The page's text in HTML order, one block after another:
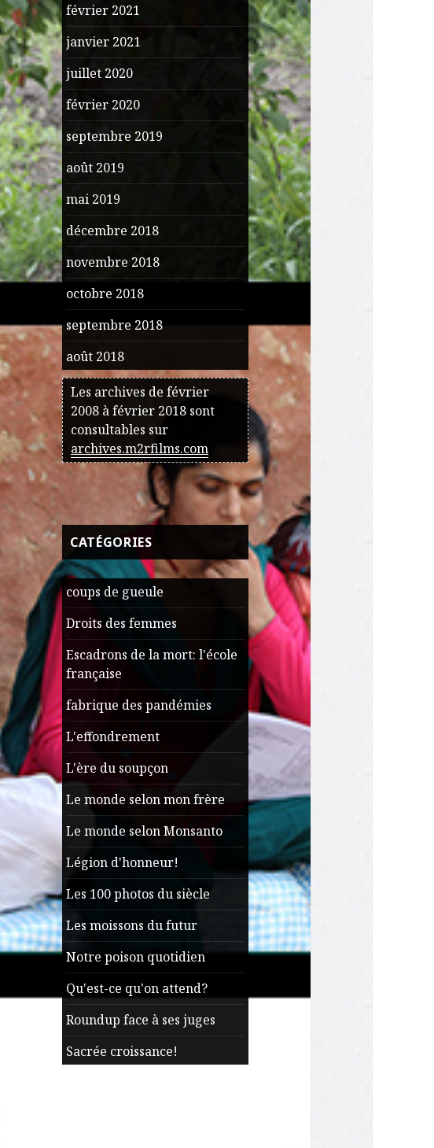
février 2021
janvier 2021
juillet 2020
février 2020
septembre 2019
août 2019
mai 2019
décembre 2018
novembre 2018
octobre 2018
septembre 2018
août 2018
Les archives de février
2008 à février 2018 sont
consultables sur
archives.m2rfilms.com
CATÉGORIES
coups de gueule
Droits des femmes
Escadrons de la mort: l'école
française
fabrique des pandémies
L'effondrement
L'ère du soupçon
Le monde selon mon frère
Le monde selon Monsanto
Légion d'honneur!
Les 100 photos du siècle
Les moissons du futur
Notre poison quotidien
Qu'est-ce qu'on attend?
Roundup face à ses juges
Sacrée croissance!